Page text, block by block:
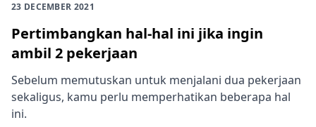
23 DECEMBER 2021
Pertimbangkan hal-hal ini jika ingin
ambil 2 pekerjaan
Sebelum memutuskan untuk menjalani dua pekerjaan
sekaligus, kamu perlu memperhatikan beberapa hal
ini.